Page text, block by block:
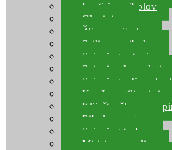
Leptiri za ribolov
Glavinjare
Žlice za ribolov
Sajlice za ribolov
Spinning setovi
Spinning kompleti
Spinning udice,
Kopče, vrtilice i
Kliješta, škare za
Ribolov pastrve
Spinning torbe
Mirisi za varalice